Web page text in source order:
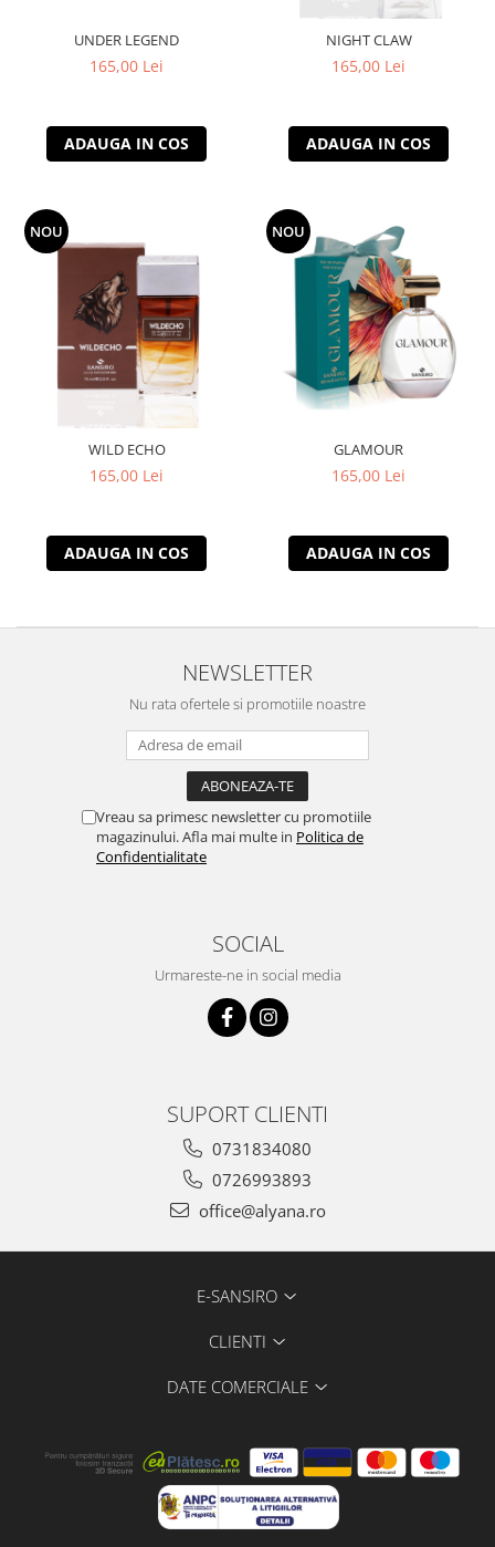
UNDER LEGEND
165,00 Lei
ADAUGA IN COS
NIGHT CLAW
165,00 Lei
ADAUGA IN COS
NOU
WILD ECHO
165,00 Lei
ADAUGA IN COS
NOU
GLAMOUR
165,00 Lei
ADAUGA IN COS
NEWSLETTER
Nu rata ofertele si promotiile noastre
Vreau sa primesc newsletter cu promotiile
magazinului. Afla mai multe in Politica de
Confidentialitate
SOCIAL
Urmareste-ne in social media
SUPORT CLIENTI
0731834080
0726993893
office@alyana.ro
E-SANSIRO
CLIENTI
DATE COMERCIALE